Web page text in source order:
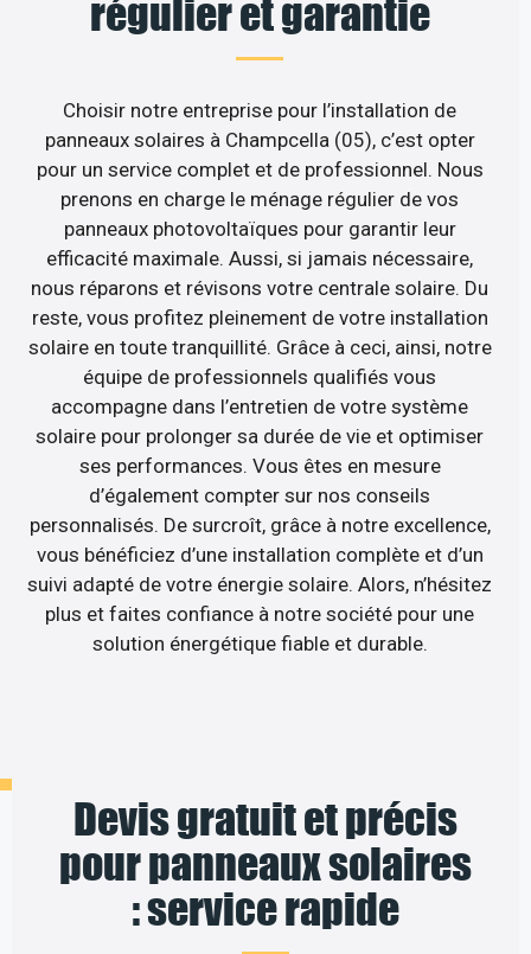
régulier et garantie
Choisir notre entreprise pour l’installation de
panneaux solaires à Champcella (05), c’est opter
pour un service complet et de professionnel. Nous
prenons en charge le ménage régulier de vos
panneaux photovoltaïques pour garantir leur
efficacité maximale. Aussi, si jamais nécessaire,
nous réparons et révisons votre centrale solaire. Du
reste, vous profitez pleinement de votre installation
solaire en toute tranquillité. Grâce à ceci, ainsi, notre
équipe de professionnels qualifiés vous
accompagne dans l’entretien de votre système
solaire pour prolonger sa durée de vie et optimiser
ses performances. Vous êtes en mesure
d’également compter sur nos conseils
personnalisés. De surcroît, grâce à notre excellence,
vous bénéficiez d’une installation complète et d’un
suivi adapté de votre énergie solaire. Alors, n’hésitez
plus et faites confiance à notre société pour une
solution énergétique fiable et durable.
Devis gratuit et précis
pour panneaux solaires
: service rapide